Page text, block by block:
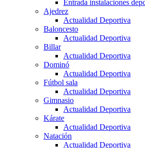
Entrada instalaciones
Ajedrez
Actualidad Deportiva
Baloncesto
Actualidad Deportiva
Billar
Actualidad Deportiva
Dominó
Actualidad Deportiva
Fútbol sala
Actualidad Deportiva
Gimnasio
Actualidad Deportiva
Kárate
Actualidad Deportiva
Natación
Actualidad Deportiva